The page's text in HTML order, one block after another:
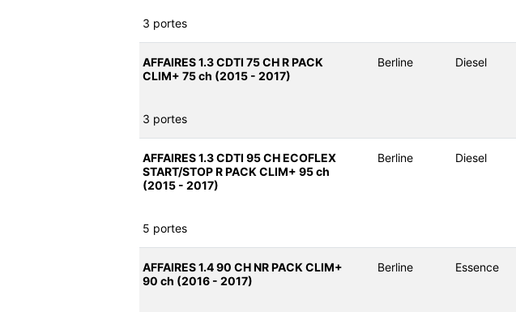
3 portes
AFFAIRES 1.3 CDTI 75 CH R PACK
CLIM+ 75 ch (2015 - 2017)
Berline Diesel
3 portes
AFFAIRES 1.3 CDTI 95 CH ECOFLEX
START/STOP R PACK CLIM+ 95 ch
(2015 - 2017)
Berline Diesel
5 portes
AFFAIRES 1.4 90 CH NR PACK CLIM+
90 ch (2016 - 2017)
Berline Essence